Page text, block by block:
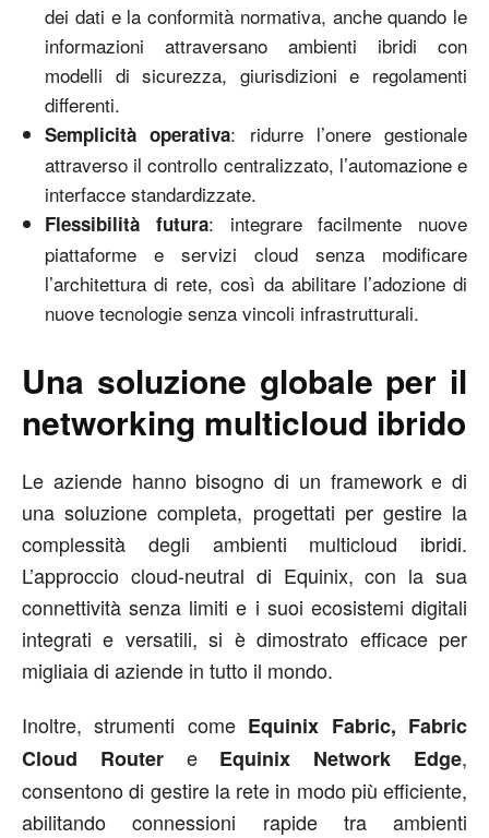
dei dati e la conformità normativa, anche quando le
informazioni attraversano ambienti ibridi con
modelli di sicurezza, giurisdizioni e regolamenti
differenti.
Semplicità operativa: ridurre l’onere gestionale
attraverso il controllo centralizzato, l’automazione e
interfacce standardizzate.
Flessibilità futura: integrare facilmente nuove
piattaforme e servizi cloud senza modificare
l’architettura di rete, così da abilitare l’adozione di
nuove tecnologie senza vincoli infrastrutturali.
Una soluzione globale per il
networking multicloud ibrido
Le aziende hanno bisogno di un framework e di
una soluzione completa, progettati per gestire la
complessità degli ambienti multicloud ibridi.
L’approccio cloud-neutral di Equinix, con la sua
connettività senza limiti e i suoi ecosistemi digitali
integrati e versatili, si è dimostrato efficace per
migliaia di aziende in tutto il mondo.
Inoltre, strumenti come Equinix Fabric, Fabric
Cloud Router e Equinix Network Edge,
consentono di gestire la rete in modo più efficiente,
abilitando connessioni rapide tra ambienti